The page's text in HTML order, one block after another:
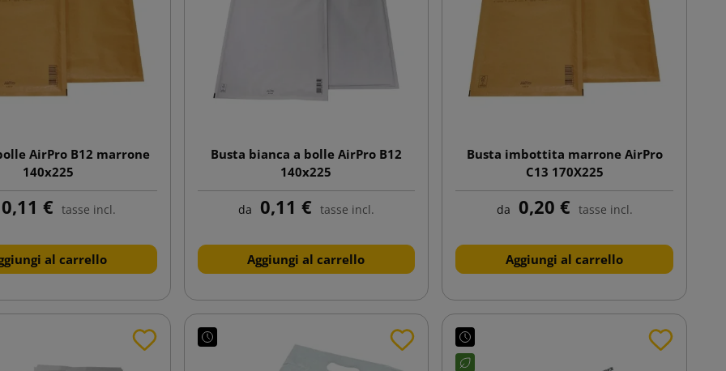
AirPro B12 marrone
140x225
€ tasse incl.
al carrello
Busta bianca a bolle AirPro B12
140x225
da 0,11 € tasse incl.
Aggiungi al carrello
Busta imbottita marrone AirPro
C13 170X225
da 0,20 € tasse incl.
Aggiungi al carrello